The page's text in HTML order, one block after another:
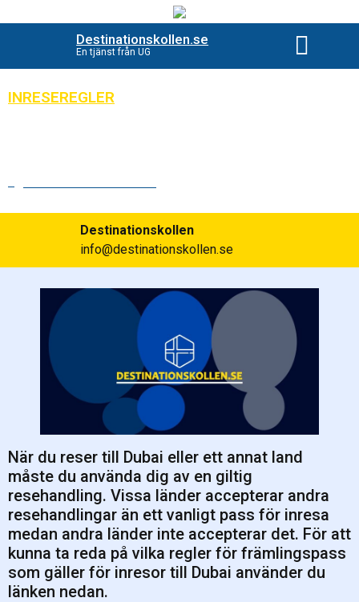
Destinationskollen.se
En tjänst från UG
INRESEREGLER
Destinationskollen
info@destinationskollen.se
När du reser till Dubai eller ett annat land
måste du använda dig av en giltig
resehandling. Vissa länder accepterar andra
resehandlingar än ett vanligt pass för inresa
medan andra länder inte accepterar det. För att
kunna ta reda på vilka regler för främlingspass
som gäller för inresor till Dubai använder du
länken nedan.